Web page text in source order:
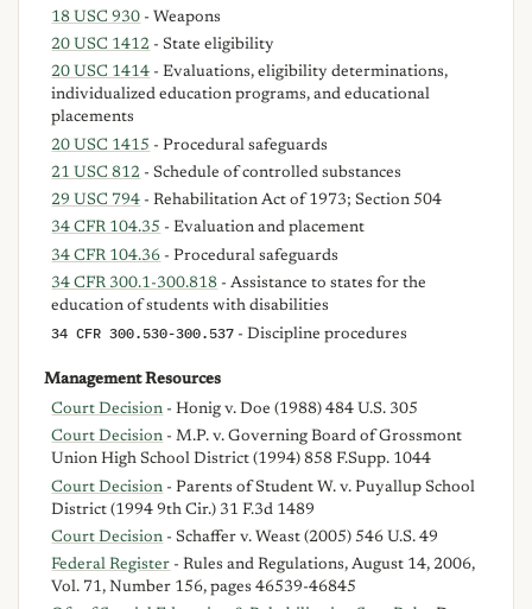
18 USC 930 - Weapons
20 USC 1412 - State eligibility
20 USC 1414 - Evaluations, eligibility determinations,
individualized education programs, and educational
placements
20 USC 1415 - Procedural safeguards
21 USC 812 - Schedule of controlled substances
29 USC 794 - Rehabilitation Act of 1973; Section 504
34 CFR 104.35 - Evaluation and placement
34 CFR 104.36 - Procedural safeguards
34 CFR 300.1-300.818 - Assistance to states for the
education of students with disabilities
34 CFR 300.530-300.537 - Discipline procedures
Management Resources
Court Decision - Honig v. Doe (1988) 484 U.S. 305
Court Decision - M.P. v. Governing Board of Grossmont
Union High School District (1994) 858 F.Supp. 1044
Court Decision - Parents of Student W. v. Puyallup School
District (1994 9th Cir.) 31 F.3d 1489
Court Decision - Schaffer v. Weast (2005) 546 U.S. 49
Federal Register - Rules and Regulations, August 14, 2006,
Vol. 71, Number 156, pages 46539-46845